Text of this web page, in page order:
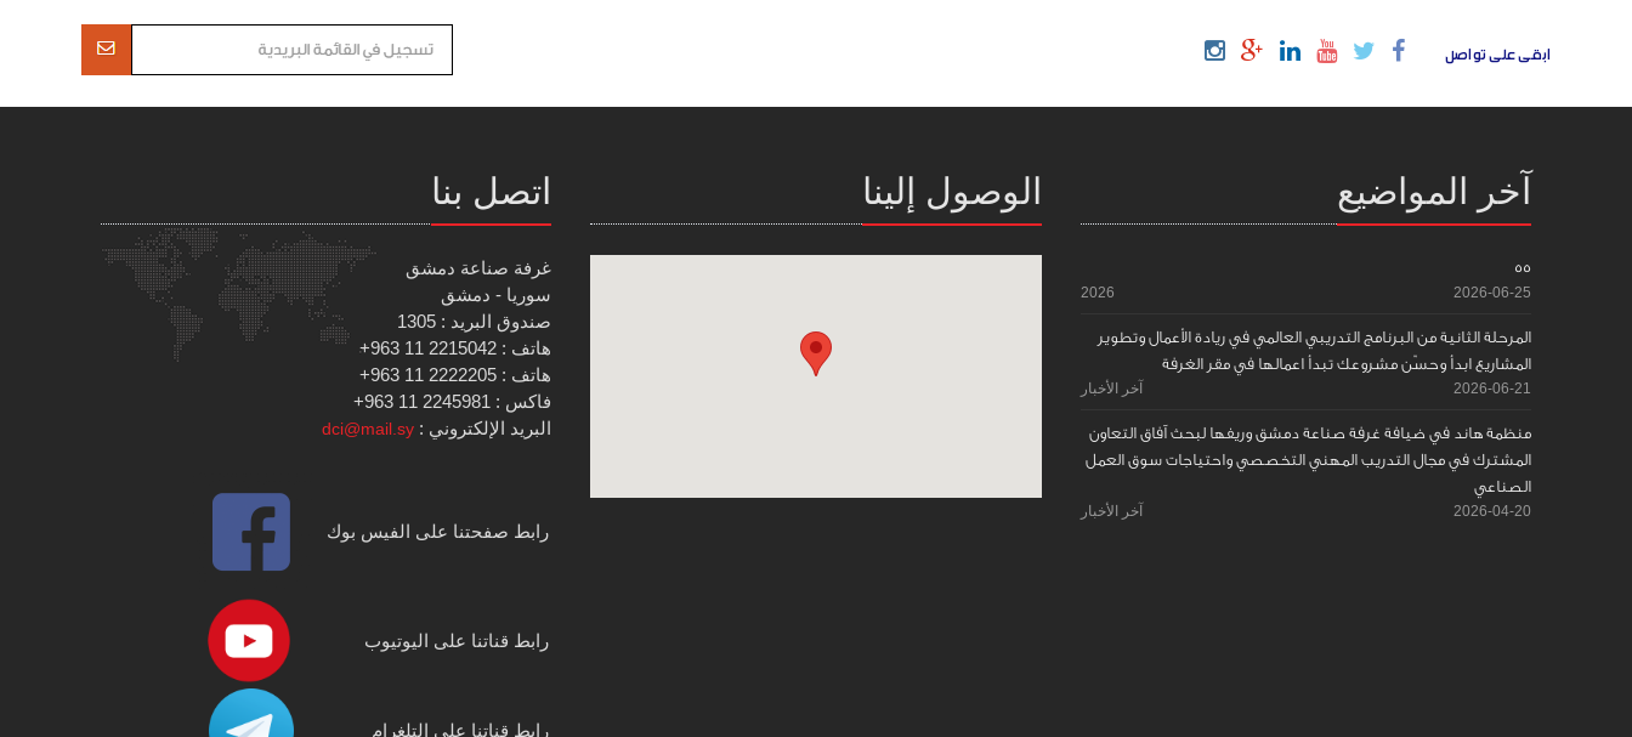
ابقى على تواصل
آخر المواضيع
55
2026-06-25
2026
المرحلة الثانية من البرنامج التدريبي العالمي في ريادة الأعمال وتطوير
المشاريع ابدأ وحسّن مشروعك تبدأ اعمالها في مقر الغرفة
2026-06-21 آخر الأخبار
منظمة هاند في ضيافة غرفة صناعة دمشق وريفها لبحث آفاق التعاون
المشترك في مجال التدريب المهني التخصصي واحتياجات سوق العمل
الصناعي
2026-04-20 آخر الأخبار
الوصول إلينا اتصل بنا
غرفة صناعة دمشق
سوريا - دمشق
صندوق البريد : 1305
هاتف : 2215042 11 963+
هاتف : 2222205 11 963+
فاكس : 2245981 11 963+
البريد الإلكتروني : dci@mail.sy
رابط صفحتنا على الفيس بوك
رابط قناتنا على اليوتيوب
رابط قناتنا على التلغرام